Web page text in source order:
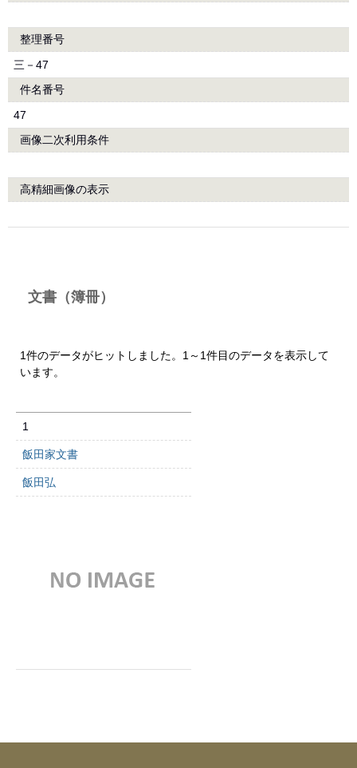
整理番号
三－47
件名番号
47
画像二次利用条件
高精細画像の表示
文書（簿冊）
1件のデータがヒットしました。1～1件目のデータを表示して
います。
1
飯田家文書
飯田弘